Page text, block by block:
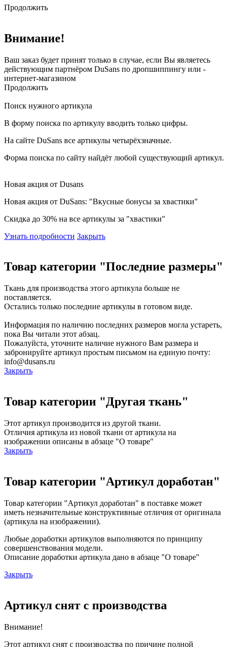
Продолжить
Внимание!
Ваш заказ будет принят только в случае, если Вы являетесь
действующим партнёром DuSans по дропшиппингу или -
интернет-магазином
Продолжить
Поиск нужного артикула
В форму поиска по артикулу вводить только цифры.
На сайте DuSans все артикулы четырёхзначные.
Форма поиска по сайту найдёт любой существующий артикул.
Новая акция от Dusans
Новая акция от DuSans: "Вкусные бонусы за хвастики"
Скидка до 30% на все артикулы за "хвастики"
Узнать подробности Закрыть
Товар категории "Последние размеры"
Ткань для производства этого артикула больше не
поставляется.
Остались только последние артикулы в готовом виде.
Информация по наличию последних размеров могла устареть,
пока Вы читали этот абзац.
Пожалуйста, уточните наличие нужного Вам размера и
забронируйте артикул простым письмом на единую почту:
info@dusans.ru
Закрыть
Товар категории "Другая ткань"
Этот артикул производится из другой ткани.
Отличия артикула из новой ткани от артикула на
изображении описаны в абзаце "О товаре"
Закрыть
Товар категории "Артикул доработан"
Товар категории "Артикул доработан" в поставке может
иметь незначительные конструктивные отличия от оригинала
(артикула на изображении).
Любые доработки артикулов выполняются по принципу
совершенствования модели.
Описание доработки артикула дано в абзаце "О товаре"
Закрыть
Артикул снят с производства
Внимание!
Этот артикул снят с производства по причине полной